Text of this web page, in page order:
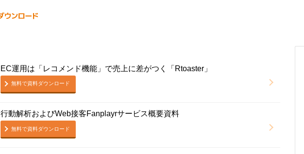
EC運用は「レコメンド機能」で売上に差がつく「Rtoaster」
無料で資料ダウンロード
行動解析およびWeb接客Fanplayrサービス概要資料
無料で資料ダウンロード